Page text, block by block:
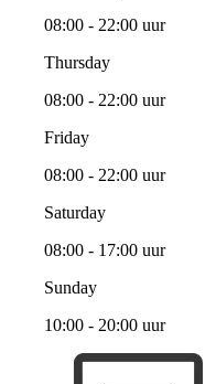
08:00 - 22:00 uur
Thursday
08:00 - 22:00 uur
Friday
08:00 - 22:00 uur
Saturday
08:00 - 17:00 uur
Sunday
10:00 - 20:00 uur